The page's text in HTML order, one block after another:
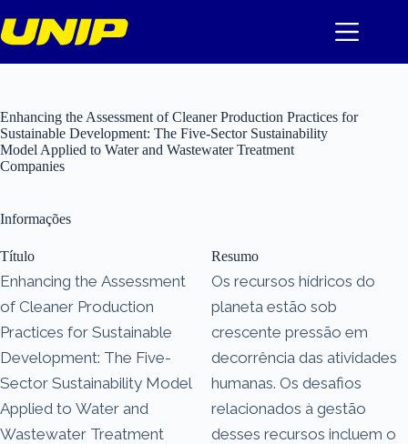
para
o
Enhancing the Assessment of Cleaner Production Practices for
Sustainable Development: The Five-Sector Sustainability
Model Applied to Water and Wastewater Treatment
Companies
Informações
Título
Enhancing the Assessment
of Cleaner Production
Practices for Sustainable
Development: The Five-
Sector Sustainability Model
Applied to Water and
Wastewater Treatment
Resumo
Os recursos hídricos do
planeta estão sob
crescente pressão em
decorrência das atividades
humanas. Os desafios
relacionados à gestão
desses recursos incluem o